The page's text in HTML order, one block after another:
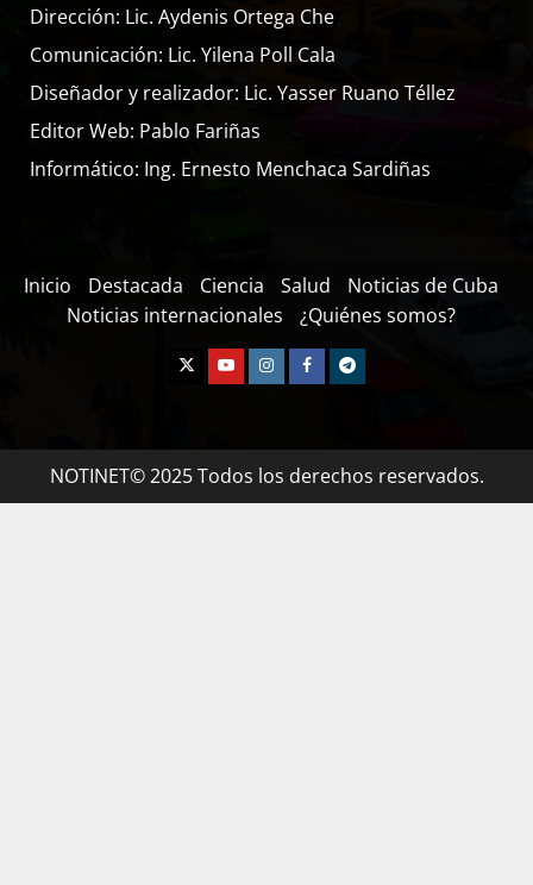
Dirección: Lic. Aydenis Ortega Che
Comunicación: Lic. Yilena Poll Cala
Diseñador y realizador: Lic. Yasser Ruano Téllez
Editor Web: Pablo Fariñas
Informático: Ing. Ernesto Menchaca Sardiñas
Inicio Destacada Ciencia Salud
Noticias de Cuba
Noticias internacionales
¿Quiénes somos?
NOTINET© 2025 Todos los derechos reservados.